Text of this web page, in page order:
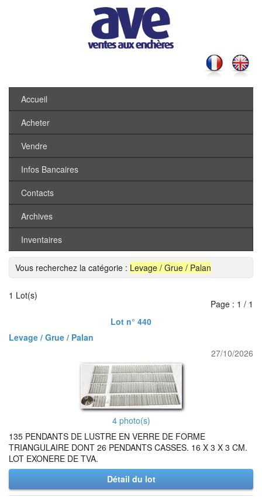
Accueil
Acheter
Vendre
Infos Bancaires
Contacts
Archives
Inventaires
Vous recherchez la catégorie : Levage / Grue / Palan
1 Lot(s)
Page : 1 / 1
Lot n° 440
Levage / Grue / Palan
27/10/2026
4 photo(s)
135 PENDANTS DE LUSTRE EN VERRE DE FORME
TRIANGULAIRE DONT 26 PENDANTS CASSES. 16 X 3 X 3 CM.
LOT EXONERE DE TVA.
Détail du lot